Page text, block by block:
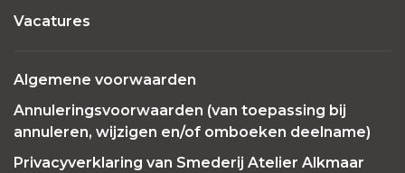
Vacatures
Algemene voorwaarden
Annuleringsvoorwaarden (van toepassing bij
annuleren, wijzigen en/of omboeken deelname)
Privacyverklaring van Smederij Atelier Alkmaar